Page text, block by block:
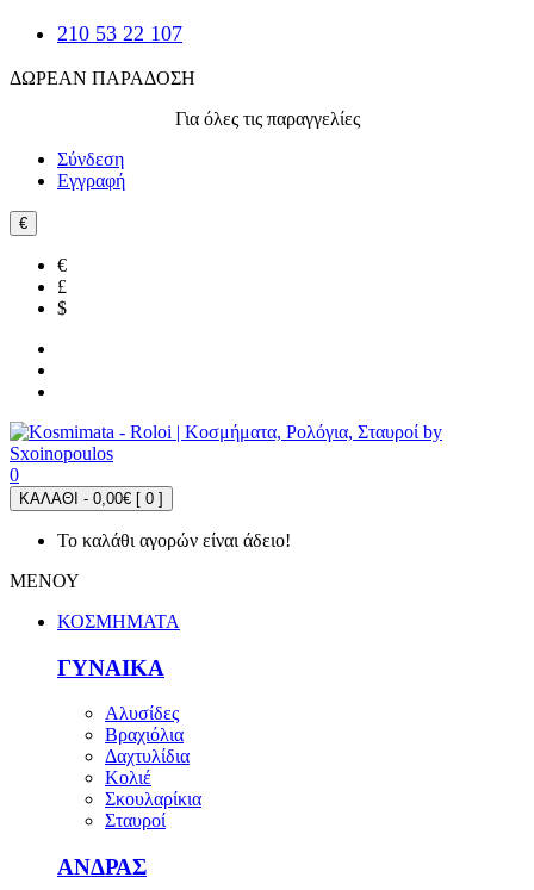
210 53 22 107
ΔΩΡΕΑΝ ΠΑΡΑΔΟΣΗ
Για όλες τις παραγγελίες
Σύνδεση
Εγγραφή
€
€
£
$
0
ΚΑΛΑΘΙ - 0,00€ [ 0 ]
Το καλάθι αγορών είναι άδειο!
ΜΕΝΟΥ
ΚΟΣΜΗΜΑΤΑ
ΓΥΝΑΙΚΑ
Αλυσίδες
Βραχιόλια
Δαχτυλίδια
Κολιέ
Σκουλαρίκια
Σταυροί
ΑΝΔΡΑΣ